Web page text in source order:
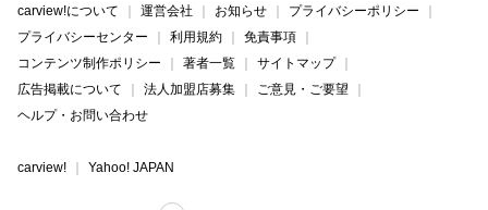
carview!について 運営会社 お知らせ
プライバシーポリシー
プライバシーセンター
利用規約
免責事項
コンテンツ制作ポリシー
著者一覧
サイトマップ
広告掲載について
法人加盟店募集
ご意見・ご要望
ヘルプ・お問い合わせ
carview! Yahoo! JAPAN